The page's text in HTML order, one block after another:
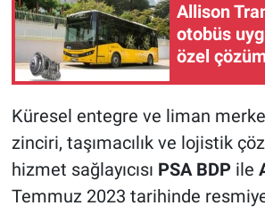
Allison
otobüs
özel
Küresel entegre ve liman
zinciri, taşımacılık ve lojistik
hizmet sağlayıcısı PSA BDPile
Temmuz 2023 tarihinde